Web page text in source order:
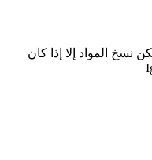
والنشر © 2010-2023 لا يمكن نسخ المواد إلا إذا كان